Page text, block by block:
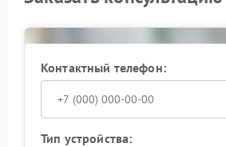
Контактный телефон:
Тип устройства: